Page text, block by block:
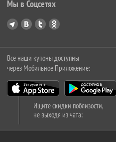
Мы в Соцсетях
Все наши купоны доступны
через Мобильное Приложение:
Ищите скидки поблизости,
не выходя из чата: